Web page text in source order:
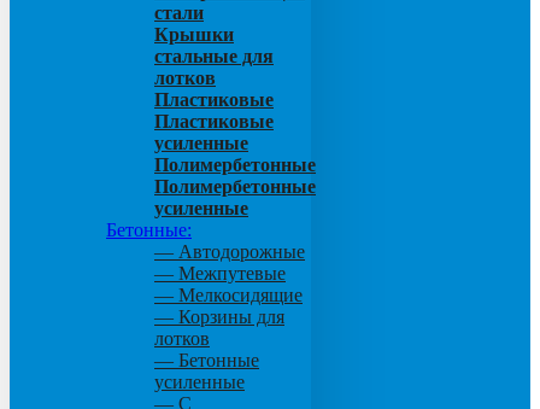
стали
Крышки
стальные для
лотков
Пластиковые
Пластиковые
усиленные
Полимербетонные
Полимербетонные
усиленные
Бетонные:
— Автодорожные
— Межпутевые
— Мелкосидящие
— Корзины для
лотков
— Бетонные
усиленные
— С